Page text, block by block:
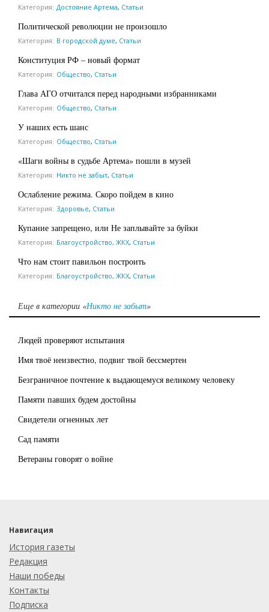
Категория: Достояние Артема, Статьи
Политической революции не произошло
Категория: В городской думе, Статьи
Конституция РФ – новый формат
Категория: Общество, Статьи
Глава АГО отчитался перед народными избранниками
Категория: Общество, Статьи
У наших есть шанс
Категория: Общество, Статьи
«Шаги войны в судьбе Артема» пошли в музей
Категория: Никто не забыт, Статьи
Ослабление режима. Скоро пойдем в кино
Категория: Здоровье, Статьи
Купание запрещено, или Не заплывайте за буйки
Категория: Благоустройство, ЖКХ, Статьи
Что нам стоит павильон построить
Категория: Благоустройство, ЖКХ, Статьи
Еще в категории «Никто не забыт»
Людей проверяют испытания
Имя твоё неизвестно, подвиг твой бессмертен
Безграничное почтение к выдающемуся великому человеку
Памяти павших будем достойны
Свидетели огненных лет
Сад памяти
Ветераны говорят о войне
Навигация
История газеты
Редакция
Наши победы
Контакты
Подписка